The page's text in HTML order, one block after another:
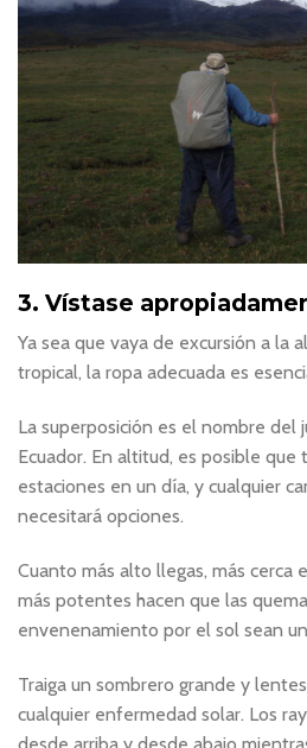
3. Vístase
Ya sea que vaya de excursión a la
tropical, la ropa adecuada es
La superposición es el nombre del
Ecuador. En altitud, es posible que
estaciones en un día, y cualquier
necesitará opciones.
Cuanto más alto llegas, más cerca
más potentes hacen que las
envenenamiento por el sol sean
Traiga un sombrero grande y
cualquier enfermedad solar. Los
desde arriba y desde abajo